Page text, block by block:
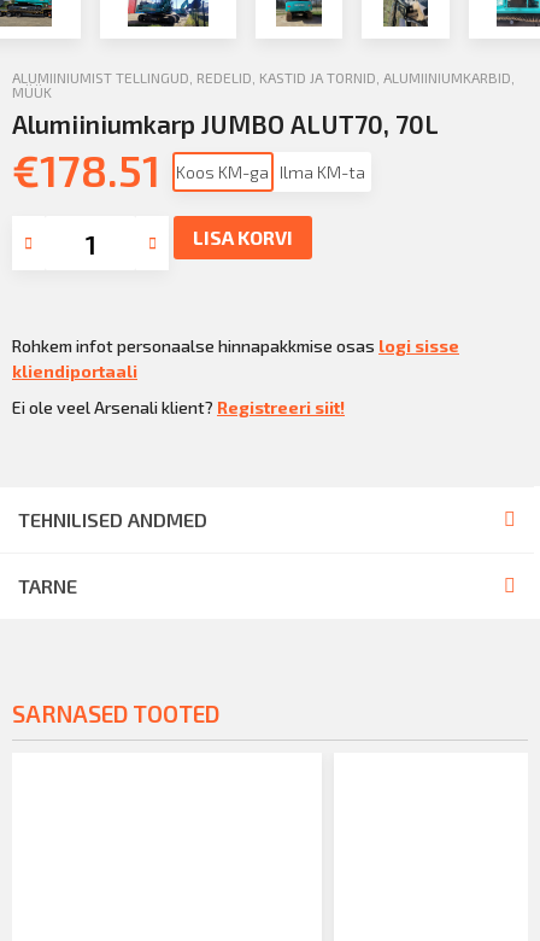
ALUMIINIUMIST TELLINGUD, REDELID, KASTID JA TORNID ALUMIINIUMKARBID
MÜÜK
Alumiiniumkarp JUMBO ALUT70, 70L
€178.51 Koos KM-ga Ilma KM-ta
LISA KORVI
Rohkem infot personaalse hinnapakkmise osas logi sisse
kliendiportaali
Ei ole veel Arsenali klient? Registreeri siit!
TEHNILISED ANDMED
TARNE
SARNASED TOOTED